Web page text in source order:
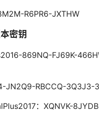
R6PR6-JXTHW
密钥
869NQ-FJ69K-
JN2Q9-RBCCQ-3Q3J3-
：XQNVK-